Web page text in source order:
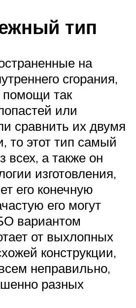
тип
на
сгорания,
помощи так
или
сравнить их двумя
то этот тип самый
всех, а также он
изготовления,
его конечную
его могут
вариантом
от выхлопных
конструкции,
неправильно,
разных